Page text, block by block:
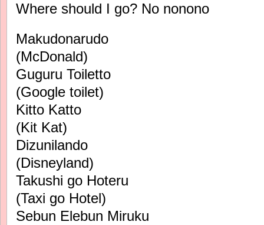
Where should I go? No nonono
Makudonarudo
(McDonald)
Guguru Toiletto
(Google toilet)
Kitto Katto
(Kit Kat)
Dizunilando
(Disneyland)
Takushi go Hoteru
(Taxi go Hotel)
Sebun Elebun Miruku